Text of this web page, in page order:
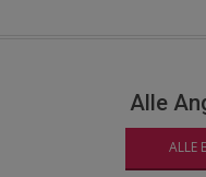
Alle
ALLE